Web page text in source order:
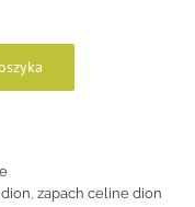
, zapach celine dion